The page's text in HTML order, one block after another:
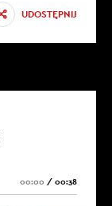
UDOSTĘPNIJ
00:00 / 00:38